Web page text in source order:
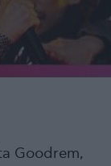
Goodrem,